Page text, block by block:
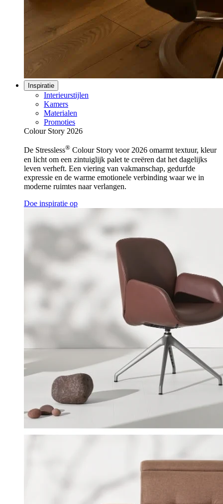
Inspiratie
Interieurstijlen
Kamers
Materialen
Promoties
Colour Story 2026
De Stressless® Colour Story voor 2026 omarmt textuur, kleur
en licht om een zintuiglijk palet te creëren dat het dagelijks
leven verheft. Een viering van vakmanschap, gedurfde
expressie en de warme emotionele verbinding waar we in
moderne ruimtes naar verlangen.
Doe inspiratie op